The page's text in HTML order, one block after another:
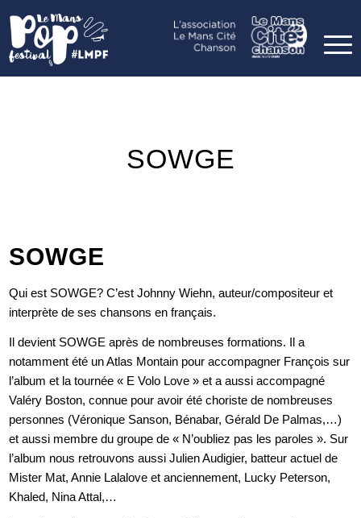
SOWGE
SOWGE
Qui est SOWGE? C’est Johnny Wiehn, auteur/compositeur et
interprète de ses chansons enfrançais.
Il devient SOWGE après de nombreuses formations. Il a
notamment été un Atlas Montain pour accompagner François sur
l’album et la tournée « E Volo Love » et a aussi accompagné
Valéry Boston, connue pour avoir été choriste de nombreuses
personnes (Véronique Sanson, Bénabar,Gérald De Palmas,…)
et aussi membre du groupe de « N’oubliez pas les paroles ». Sur
l’album nous retrouvons aussi Julien Audigier, batteur actuel de
Mister Mat, Annie Lalalove et anciennement, Lucky Peterson,
Khaled, Nina Attal,…